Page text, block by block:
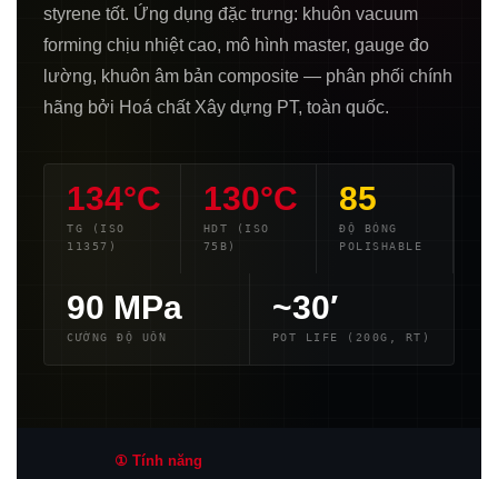
styrene tốt. Ứng dụng đặc trưng: khuôn vacuum
forming chịu nhiệt cao, mô hình master, gauge đo
lường, khuôn âm bản composite — phân phối chính
hãng bởi Hoá chất Xây dựng PT, toàn quốc.
134°C
TG (ISO
11357)
130°C
HDT (ISO
75B)
85
ĐỘ BÓNG
POLISHABLE
90 MPa
CƯỜNG ĐỘ UỐN
~30′
POT LIFE (200G, RT)
① Tính năng